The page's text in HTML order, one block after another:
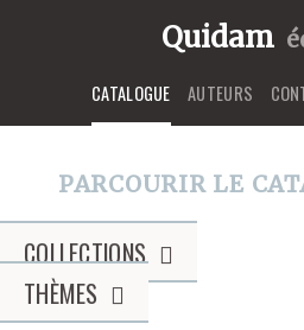
Quidam
CATALOGUE AUTEURS
PARCOURIR LE
COLLECTIONS
THÈMES